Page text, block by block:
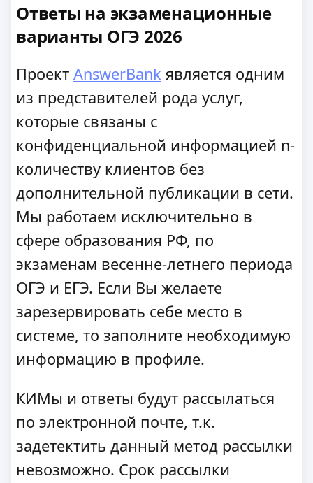
Ответы на экзаменационные
варианты ОГЭ 2026
Проект AnswerBank является одним
из представителей рода услуг,
которые связаны с
конфиденциальной информацией n-
количеству клиентов без
дополнительной публикации в сети.
Мы работаем исключительно в
сфере образования РФ, по
экзаменам весенне-летнего периода
ОГЭ и ЕГЭ. Если Вы желаете
зарезервировать себе место в
системе, то заполните необходимую
информацию в профиле.
КИМы и ответы будут рассылаться
по электронной почте, т.к.
задетектить данный метод рассылки
невозможно. Срок рассылки